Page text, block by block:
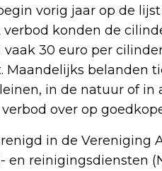
vorig jaar op de
konden de
30 euro per
Maandelijks belanden
in de natuur of
over op
in de Vereniging
en reinigingsdiensten